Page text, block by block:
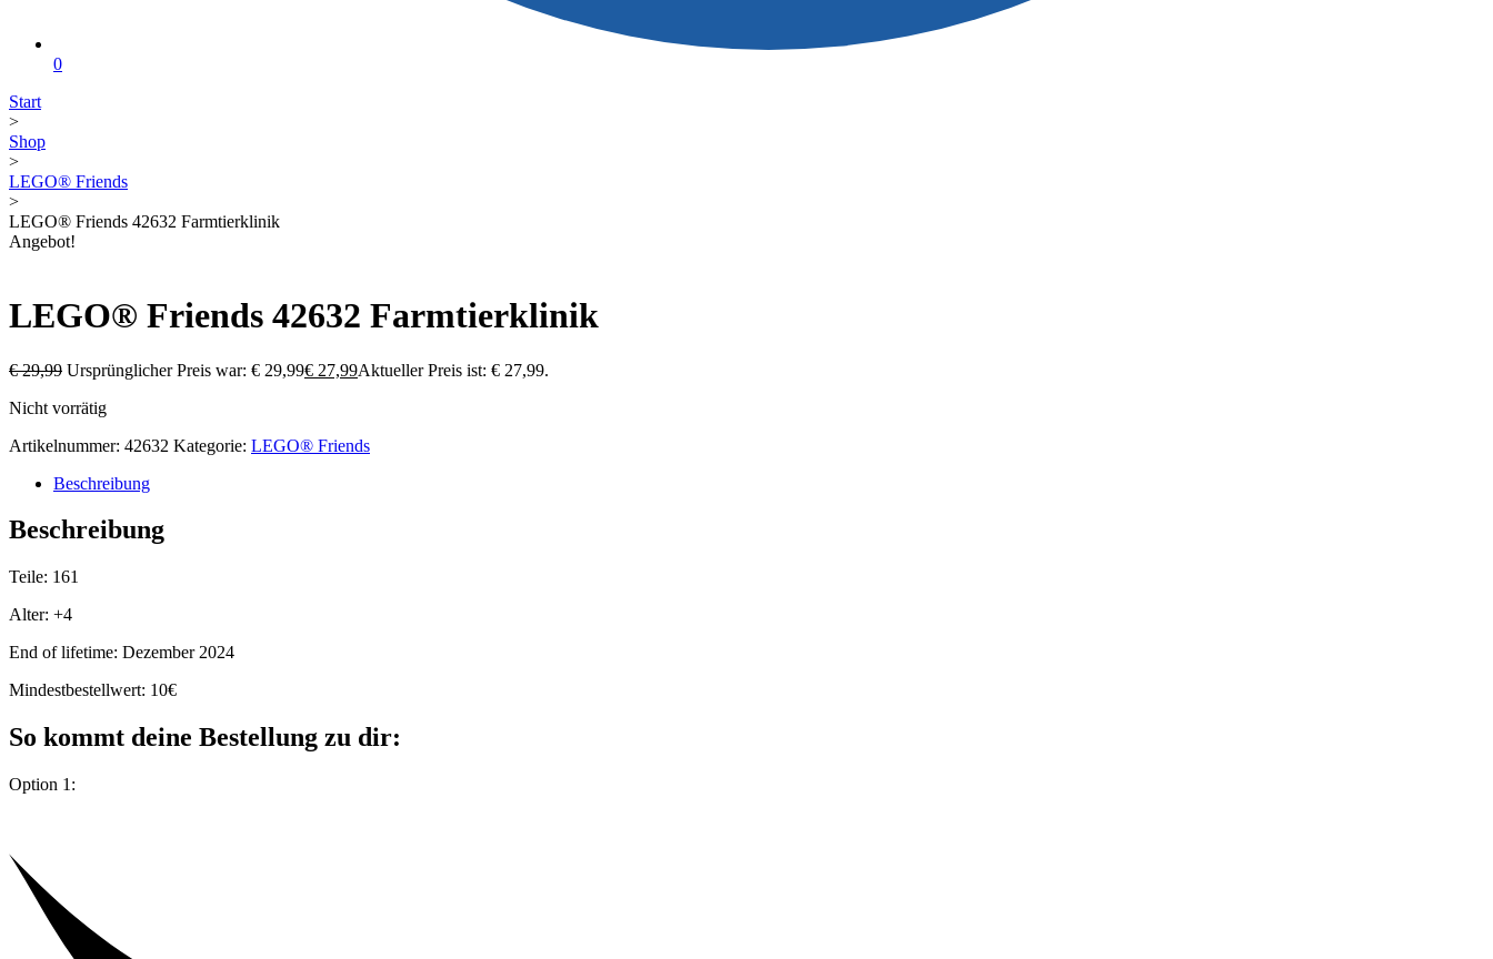
0
Start
>
Shop
>
LEGO® Friends
>
LEGO® Friends 42632 Farmtierklinik
Angebot!
LEGO® Friends 42632 Farmtierklinik
€29,99 Ursprünglicher Preis war: € 29,99€ 27,99Aktueller Preis ist: € 27,99.
Nicht vorrätig
Artikelnummer: 42632 Kategorie: LEGO® Friends
Beschreibung
Beschreibung
Teile: 161
Alter: +4
End of lifetime: Dezember 2024
Mindestbestellwert: 10€
So kommt deine Bestellung zu dir:
Option 1: